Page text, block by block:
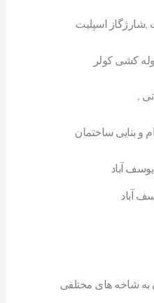
,شارژگاز اسپلیت
کشی کولر
,
و بنایی ساختمان
آباد
به شاخه های مختلفی